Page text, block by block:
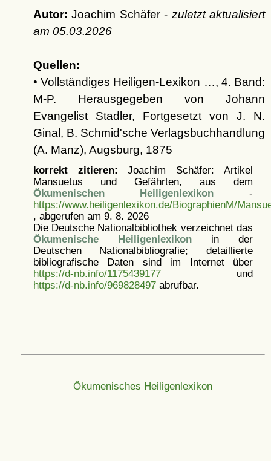
Autor: Joachim Schäfer - zuletzt aktualisiert
am 05.03.2026
Quellen:
• Vollständiges Heiligen-Lexikon …, 4. Band:
M-P. Herausgegeben von Johann
Evangelist Stadler, Fortgesetzt von J. N.
Ginal, B. Schmid'sche Verlagsbuchhandlung
(A. Manz), Augsburg, 1875
korrekt zitieren: Joachim Schäfer: Artikel
Mansuetus und Gefährten, aus dem
Ökumenischen Heiligenlexikon -
https://www.heiligenlexikon.de/BiographienM/
, abgerufen am 9. 8. 2026
Die Deutsche Nationalbibliothek verzeichnet das
Ökumenische Heiligenlexikonin der
Deutschen Nationalbibliografie; detaillierte
bibliografische Daten sind im Internet über
https://d-nb.info/1175439177und
https://d-nb.info/969828497abrufbar.
Ökumenisches Heiligenlexikon